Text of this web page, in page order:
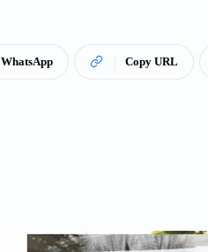
WhatsApp Copy URL